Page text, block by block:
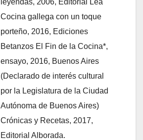
leyendas, 2006, Editorial Lea
Cocina gallega con un toque
porteño, 2016, Ediciones
Betanzos El Fin de la Cocina*,
ensayo, 2016, Buenos Aires
(Declarado de interés cultural
por la Legislatura de la Ciudad
Autónoma de Buenos Aires)
Crónicas y Recetas, 2017,
Editorial Alborada.